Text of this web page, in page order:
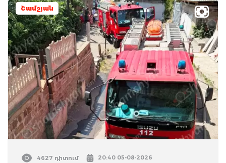
Շամշյան
4627 դիտում 20:40 05-08-2026